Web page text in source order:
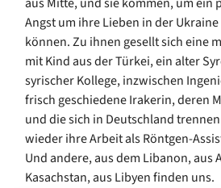
Angst um ihre Lieben in der
können. Zu ihnen gesellt sich eine
mit Kind aus der Türkei, ein alter
syrischer Kollege, inzwischen
frisch geschiedene Irakerin, deren
und die sich in Deutschland
wieder ihre Arbeit als Röntgen-
Und andere, aus dem Libanon, aus
Kasachstan, aus Libyen finden uns.